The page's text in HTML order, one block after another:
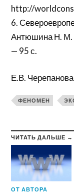
http://
6.
Антюшина Н. М.
— 95 с.
Е.В.
ФЕНОМЕН
ЧИТАТЬ ДАЛЬШЕ →
ОТ АВТОРА